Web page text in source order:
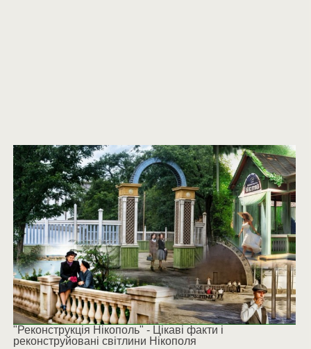
"Реконструкція Нікополь" - Цікаві факти і
реконструйовані світлини Нікополя